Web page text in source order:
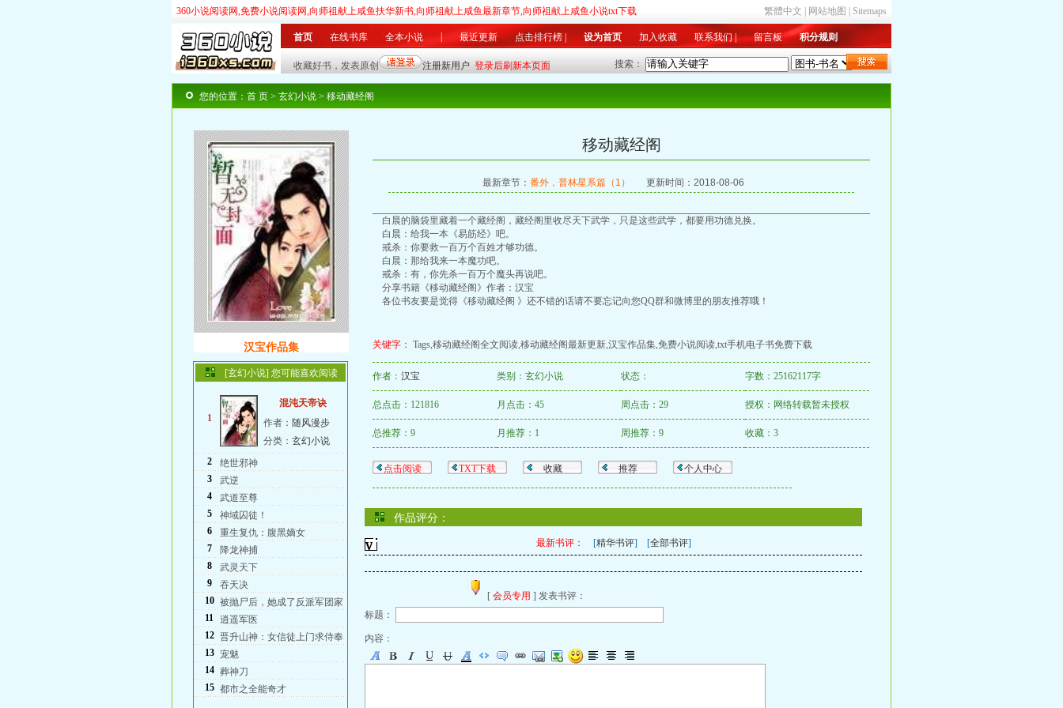
360小说阅读网,免费小说阅读网,向师祖献上咸鱼扶华新书,向师祖献上咸鱼最新章节,向师祖献上咸鱼小说txt下载 繁體中文 网站地图 Sitemaps
首页 在线书库 全本小说 最近更新 点击排行榜 设为首页 加入收藏 联系我们 | 留言板 积分规则
搜索：
玄幻 奇幻| 武侠 仙侠| 言情 都市| 历史 军事| 科幻 灵异| 游戏 竞技| 美文 同人| 其他| 总推荐榜| 月排行榜| 月推荐榜| 最新入库| 总收藏| 字数排行
[玄幻小说] 您可能喜欢阅读
1
混沌天帝诀
作者： 随风漫步
分类： 玄幻小说
2
绝世邪神
3
武逆
4
武道至尊
5
神域囚徒！
6
重生复仇：腹黑嫡女
7
降龙神捕
8
武灵天下
9
吞天决
10 被抛尸后，她成了反派军团家
11 逍遥军医
12 晋升山神：女信徒上门求侍奉
13 宠魅
14 葬神刀
15 都市之全能奇才
您的位置： 首 页 > 玄幻小说 > 移动藏经阁
汉宝作品集
移动藏经阁
最新章节： 番外，普林星系篇（1） 更新时间：2018-08-06
白晨的脑袋里藏着一个藏经阁，藏经阁里收尽天下武学，只是这些武学，都要用功德兑换。
白晨：给我一本《易筋经》吧。
戒杀：你要救一百万个百姓才够功德。
白晨：那给我来一本魔功吧。
戒杀：有，你先杀一百万个魔头再说吧。
分享书籍《移动藏经阁》作者：汉宝
各位书友要是觉得《移动藏经阁 》还不错的话请不要忘记向您QQ群和微博里的朋友推荐哦！
关键字： Tags,移动藏经阁全文阅读,移动藏经阁最新更新,汉宝作品集,免费小说阅读,txt手机电子书免费下载
作者： 汉宝 类别：玄幻小说 状态： 字数：25162117字
总点击：121816 月点击：45 周点击：29 授权：网络转载暂未授权
总推荐：9 月推荐：1 周推荐：9 收藏：3
点击阅读 TXT下载 收藏 推荐 个人中心
作品评分：
最新书评： [精华书评] [全部书评]
[ 会员专用 ] 发表书评：
标题：
内容：